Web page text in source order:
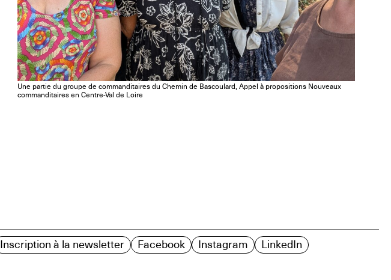
Une partie du groupe de commanditaires du Chemin de Bascoulard, Appel à propositions Nouveaux
commanditaires en Centre-Val de Loire
Inscription à la newsletter Facebook Instagram LinkedIn